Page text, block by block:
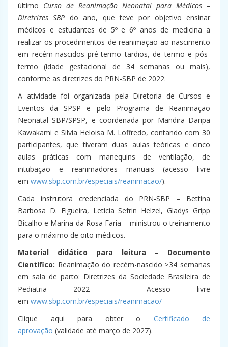
último Curso de Reanimação Neonatal para Médicos –
Diretrizes SBP do ano, que teve por objetivo ensinar
médicos e estudantes de 5º e 6º anos de medicina a
realizar os procedimentos de reanimação ao nascimento
em recém-nascidos pré-termo tardios, de termo e pós-
termo (idade gestacional de 34 semanas ou mais),
conforme as diretrizes do PRN-SBP de 2022.
A atividade foi organizada pela Diretoria de Cursos e
Eventos da SPSP e pelo Programa de Reanimação
Neonatal SBP/SPSP, e coordenada por Mandira Daripa
Kawakami e Silvia Heloisa M. Loffredo, contando com 30
participantes, que tiveram duas aulas teóricas e cinco
aulas práticas com manequins de ventilação, de
intubação e reanimadores manuais (acesso livre
em www.sbp.com.br/especiais/reanimacao/).
Cada instrutora credenciada do PRN-SBP – Bettina
Barbosa D. Figueira, Leticia Sefrin Helzel, Gladys Gripp
Bicalho e Marina da Rosa Faria – ministrou o treinamento
para o máximo de oito médicos.
Material didático para leitura – Documento
Científico: Reanimação do recém-nascido ≥34 semanas
em sala de parto: Diretrizes da Sociedade Brasileira de
Pediatria 2022 – Acesso livre
em www.sbp.com.br/especiais/reanimacao/
Clique aqui para obter o Certificado de
aprovação (validade até março de 2027).